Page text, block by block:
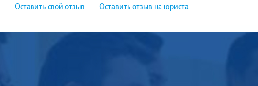
Оставить свой отзыв Оставить отзыв на юриста